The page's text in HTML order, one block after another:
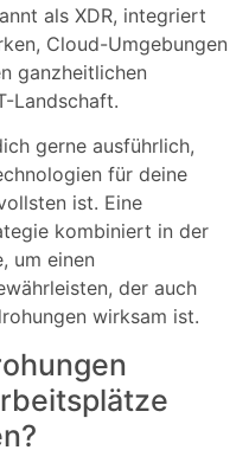
als XDR, integriert
Cloud-Umgebungen
ganzheitlichen
Landschaft.
gerne ausführlich,
für deine
ist. Eine
kombiniert in der
um einen
der auch
wirksam ist.